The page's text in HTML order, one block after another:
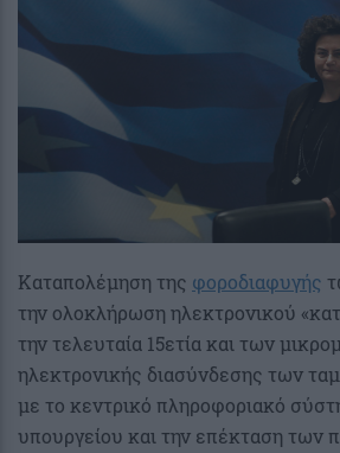
Καταπολέμηση της φοροδιαφυγής
την ολοκλήρωση ηλεκτρονικού
την τελευταία 15ετία και των
ηλεκτρονικής διασύνδεσης των
με το κεντρικό πληροφοριακό
υπουργείου και την επέκταση των